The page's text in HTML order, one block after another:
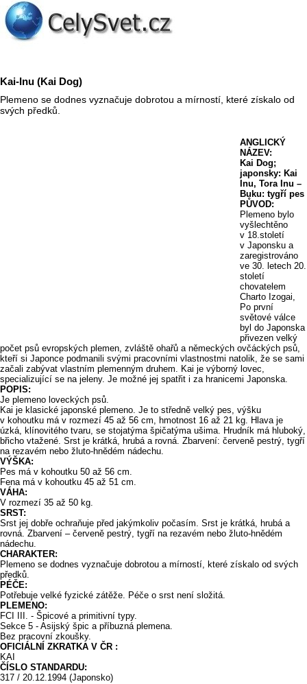
Kai-Inu (Kai Dog)
Plemeno se dodnes vyznačuje dobrotou a mírností, které získalo od
svých předků.
ANGLICKÝ
NÁZEV:
Kai Dog;
japonsky: Kai
Inu, Tora Inu –
Buku: tygří pes
PŮVOD:
Plemeno bylo
vyšlechtěno
v 18.století
v Japonsku a
zaregistrováno
ve 30. letech 20.
století
chovatelem
Charto Izogai,
Po první
světové válce
byl do Japonska
přivezen velký
počet psů evropských plemen, zvláště ohařů a německých ovčáckých psů,
kteří si Japonce podmanili svými pracovními vlastnostmi natolik, že se sami
začali zabývat vlastním plemenným druhem. Kai je výborný lovec,
specializující se na jeleny. Je možné jej spatřit i za hranicemi Japonska.
POPIS:
Je plemeno loveckých psů.
Kai je klasické japonské plemeno. Je to středně velký pes, výšku
v kohoutku má v rozmezí 45 až 56 cm, hmotnost 16 až 21 kg. Hlava je
úzká, klínovitého tvaru, se stojatýma špičatýma ušima. Hrudník má hluboký,
břicho vtažené. Srst je krátká, hrubá a rovná. Zbarvení: červeně pestrý, tygří
na rezavém nebo žluto-hnědém nádechu.
VÝŠKA:
Pes má v kohoutku 50 až 56 cm.
Fena má v kohoutku 45 až 51 cm.
VÁHA:
V rozmezí 35 až 50 kg.
SRST:
Srst jej dobře ochraňuje před jakýmkoliv počasím. Srst je krátká, hrubá a
rovná. Zbarvení – červeně pestrý, tygří na rezavém nebo žluto-hnědém
nádechu.
CHARAKTER:
Plemeno se dodnes vyznačuje dobrotou a mírností, které získalo od svých
předků.
PÉČE:
Potřebuje velké fyzické zátěže. Péče o srst není složitá.
PLEMENO:
FCI III. - Špicové a primitivní typy.
Sekce 5 - Asijský špic a příbuzná plemena.
Bez pracovní zkoušky.
OFICIÁLNÍ ZKRATKA V ČR :
KAI
ČÍSLO STANDARDU:
317 / 20.12.1994 (Japonsko)